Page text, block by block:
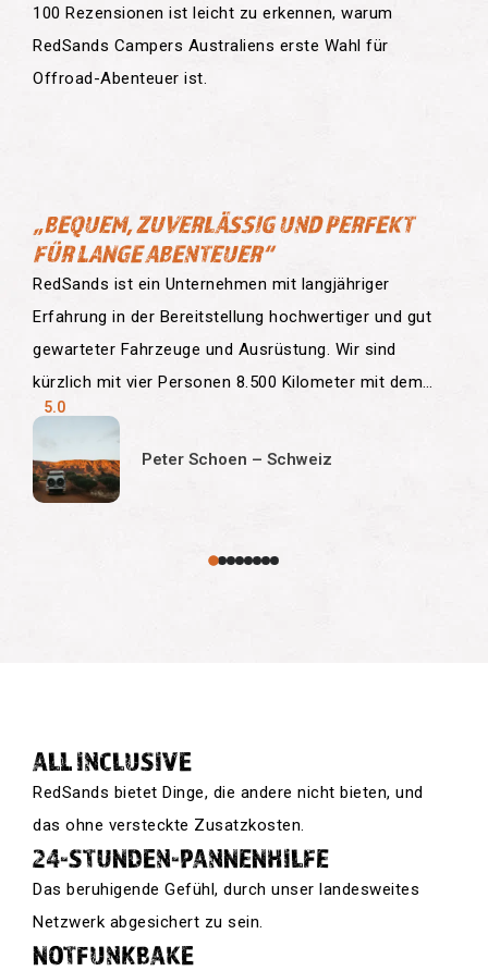
100 Rezensionen ist leicht zu erkennen, warum
RedSands Campers Australiens erste Wahl für
Offroad-Abenteuer ist.
Peter Schoen – Schweiz
„BEQUEM, ZUVERLÄSSIG UND PERFEKT
FÜR LANGE ABENTEUER“
RedSands ist ein Unternehmen mit langjähriger
Erfahrung in der Bereitstellung hochwertiger und gut
gewarteter Fahrzeuge und Ausrüstung. Wir sind
kürzlich mit vier Personen 8.500 Kilometer mit dem
Hilux gefahren und waren vom Komfort und der
Zuverlässigkeit beeindruckt. Wir können RedSands
Campers uneingeschränkt empfehlen.
5.0
ALL INCLUSIVE
RedSands bietet Dinge, die andere nicht bieten, und
das ohne versteckte Zusatzkosten.
24-STUNDEN-PANNENHILFE
Das beruhigende Gefühl, durch unser landesweites
Netzwerk abgesichert zu sein.
NOTFUNKBAKE